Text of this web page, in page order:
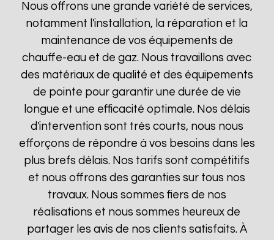
Nous offrons une grande variété de services,
notamment l'installation, la réparation et la
maintenance de vos équipements de
chauffe-eau et de gaz. Nous travaillons avec
des matériaux de qualité et des équipements
de pointe pour garantir une durée de vie
longue et une efficacité optimale. Nos délais
d'intervention sont très courts, nous nous
efforçons de répondre à vos besoins dans les
plus brefs délais. Nos tarifs sont compétitifs
et nous offrons des garanties sur tous nos
travaux. Nous sommes fiers de nos
réalisations et nous sommes heureux de
partager les avis de nos clients satisfaits. À